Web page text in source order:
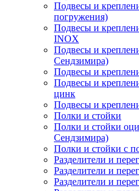
Подвесы и
погружения)
Подвесы и
INOX
Подвесы и
Сендзимира)
Подвесы и
Подвесы и
цинк
Подвесы и
Полки и стойки
Полки и стойки
Сендзимира)
Полки и стойки с
Разделители и
Разделители и
Разделители и